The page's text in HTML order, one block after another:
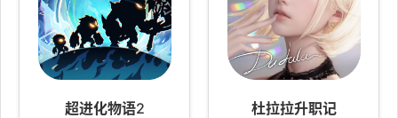
超进化物语2 杜拉拉升职记